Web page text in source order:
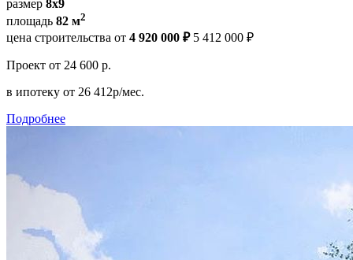
размер 8x9
площадь 82 м2
цена строительства от 4 920 000 ₽ 5 412 000 ₽
Проект от 24 600 р.
в ипотеку от 26 412р/мес.
Подробнее